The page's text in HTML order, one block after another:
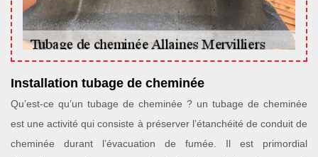
Installation tubage de cheminée
Qu’est-ce qu’un tubage de cheminée ? un tubage de cheminée
est une activité qui consiste à préserver l’étanchéité de conduit de
cheminée durant l’évacuation de fumée. Il est primordial